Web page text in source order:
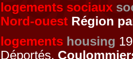
logements sociaux
Nord-ouest Région
logements housing
Déportés,